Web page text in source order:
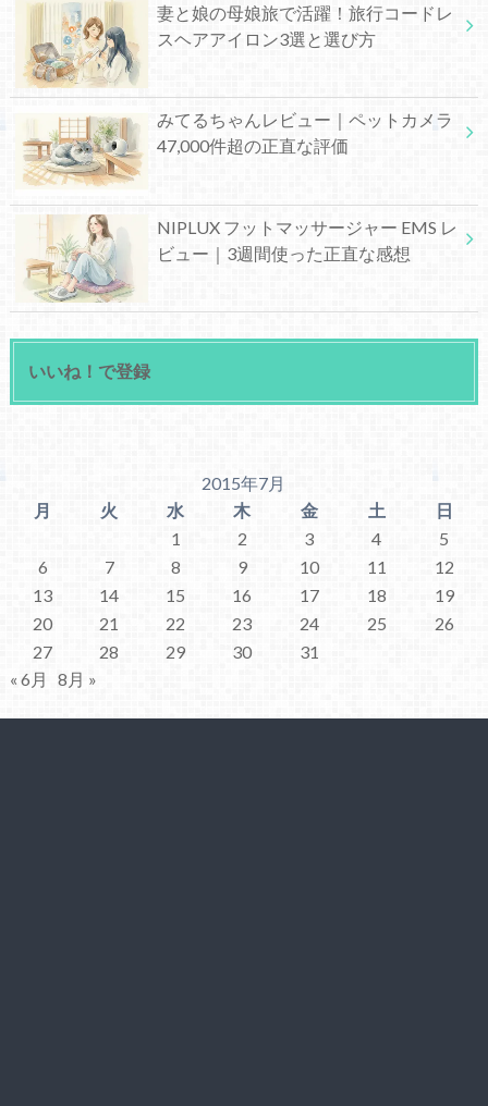
妻と娘の母娘旅で活躍！旅行コードレ
スヘアアイロン3選と選び方
みてるちゃんレビュー｜ペットカメラ
47,000件超の正直な評価
NIPLUX フットマッサージャー EMS レ
ビュー｜3週間使った正直な感想
いいね！で登録
2015年7月
月
火 水 木 金 土
日
1
2 3 4
5
6
7 8 9 10 11
12
13
14 15 16 17 18
19
20
21 22 23 24 25
26
27
28 29 30
31
« 6月
8月 »